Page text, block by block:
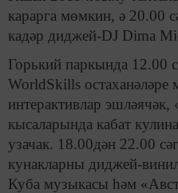
карарга мөмкин, ә 20.00
кадәр диджей-DJ Dima
Горький паркында 12.00
WorldSkills остаханәләре
интерактивлар
кысаларында кабат
узачак. 18.00дән 22.00
кунакларны диджей-
Куба музыкасы һәм